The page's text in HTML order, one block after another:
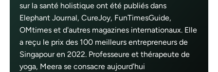
sur la santé holistique ont été publiés dans
Elephant Journal, CureJoy, FunTimesGuide,
OMtimes et d'autres magazines internationaux. Elle
a reçu le prix des 100 meilleurs entrepreneurs de
Singapour en 2022. Professeure et thérapeute de
yoga, Meera se consacre aujourd'hui